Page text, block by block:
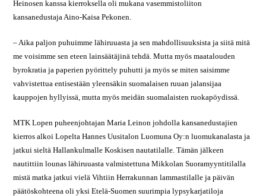
Heinosen kanssa kierroksella oli mukana vasemmistoliiton
kansanedustaja Aino-Kaisa Pekonen.
– Aika paljon puhuimme lähiruuasta ja sen mahdollisuuksista ja siitä mitä
me voisimme sen eteen lainsäätäjinä tehdä. Mutta myös maatalouden
byrokratia ja paperien pyörittely puhutti ja myös se miten saisimme
vahvistettua entisestään yleensäkin suomalaisen ruuan jalansijaa
kauppojen hyllyissä, mutta myös meidän suomalaisten ruokapöydissä.
MTK Lopen puheenjohtajan Maria Leinon johdolla kansanedustajien
kierros alkoi Lopelta Hannes Uusitalon Luomuna Oy:n luomukanalasta ja
jatkui sieltä Hallankulmalle Koskisen nautatilalle. Tämän jälkeen
nautittiin lounas lähiruuasta valmistettuna Mikkolan Suoramyyntitilalla
mistä matka jatkui vielä Vihtiin Herrakunnan lammastilalle ja päivän
päätöskohteena oli yksi Etelä-Suomen suurimpia lypsykarjatiloja